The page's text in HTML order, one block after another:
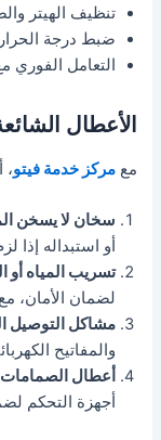
تنظيف الهيتر
ضبط درجة
التعامل الفوري
الأعطال
معمركز خدمة فيتو،
سخان لا يسخن
أو استبداله إذا
تسريب المياه أو
لضمان الأمان،
مشاكل التوصيل
والمفاتيح
أعطال الصمامات
أجهزة التحكم